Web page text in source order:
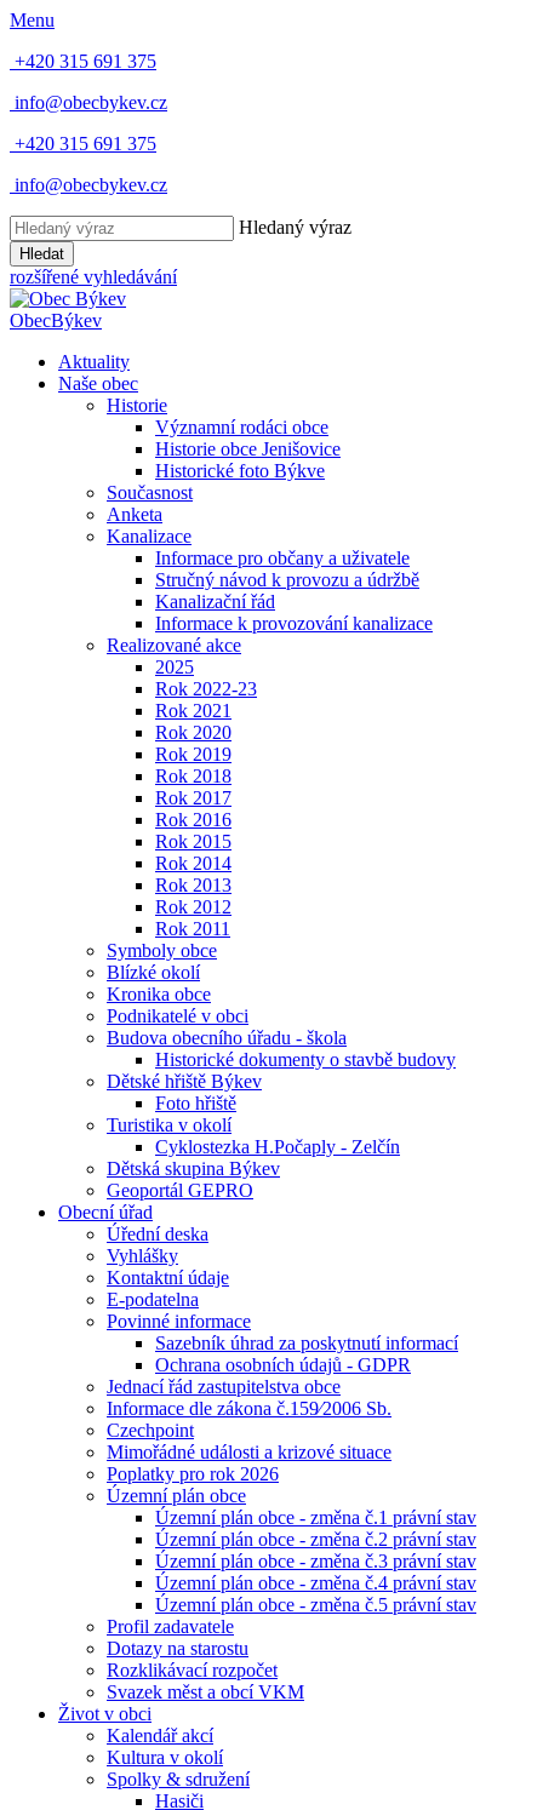
Menu
+420 315 691 375
info@obecbykev.cz
+420 315 691 375
info@obecbykev.cz
Hledaný výraz
Hledat
rozšířené vyhledávání
ObecBýkev
Aktuality
Naše obec
Historie
Významní rodáci obce
Historie obce Jenišovice
Historické foto Býkve
Současnost
Anketa
Kanalizace
Informace pro občany a uživatele
Stručný návod k provozu a údržbě
Kanalizační řád
Informace k provozování kanalizace
Realizované akce
2025
Rok 2022-23
Rok 2021
Rok 2020
Rok 2019
Rok 2018
Rok 2017
Rok 2016
Rok 2015
Rok 2014
Rok 2013
Rok 2012
Rok 2011
Symboly obce
Blízké okolí
Kronika obce
Podnikatelé v obci
Budova obecního úřadu - škola
Historické dokumenty o stavbě budovy
Dětské hřiště Býkev
Foto hřiště
Turistika v okolí
Cyklostezka H.Počaply - Zelčín
Dětská skupina Býkev
Geoportál GEPRO
Obecní úřad
Úřední deska
Vyhlášky
Kontaktní údaje
E-podatelna
Povinné informace
Sazebník úhrad za poskytnutí informací
Ochrana osobních údajů - GDPR
Jednací řád zastupitelstva obce
Informace dle zákona č.159⁄2006 Sb.
Czechpoint
Mimořádné události a krizové situace
Poplatky pro rok 2026
Územní plán obce
Územní plán obce - změna č.1 právní stav
Územní plán obce - změna č.2 právní stav
Územní plán obce - změna č.3 právní stav
Územní plán obce - změna č.4 právní stav
Územní plán obce - změna č.5 právní stav
Profil zadavatele
Dotazy na starostu
Rozklikávací rozpočet
Svazek měst a obcí VKM
Život v obci
Kalendář akcí
Kultura v okolí
Spolky & sdružení
Hasiči